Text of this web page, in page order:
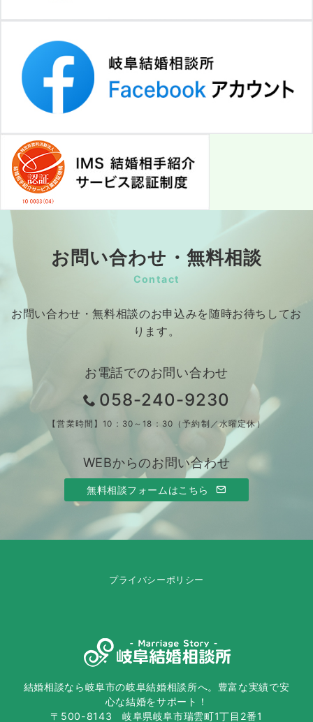
お問い合わせ・無料相談
Contact
お問い合わせ・無料相談のお申込みを随時お待ちしてお
ります。
お電話でのお問い合わせ
058-240-9230
【営業時間】10：30～18：30（予約制／水曜定休）
WEBからのお問い合わせ
無料相談フォームはこちら
プライバシーポリシー
結婚相談なら岐阜市の岐阜結婚相談所へ。豊富な実績で安
心な結婚をサポート！
〒500-8143 岐阜県岐阜市瑞雲町1丁目2番1